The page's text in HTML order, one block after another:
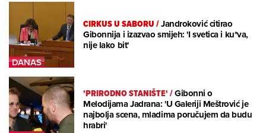
CIRKUS U SABORU/Jandroković citirao
Gibonnija i izazvao smijeh: 'I svetica i ku*va,
nije lako bit'
'PRIRODNO STANIŠTE'/Gibonni o
Melodijama Jadrana: 'U Galeriji Meštrović je
najbolja scena, mladima poručujem da budu
hrabri'